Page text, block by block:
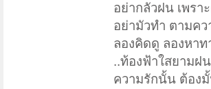
อย่ากลัวฝน เพรา
อย่ามัวทำ ตามคว
ลองคิดดู ลองหา
..ท้องฟ้าใสยามฝ
ความรักนั้น ต้อง